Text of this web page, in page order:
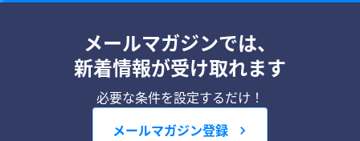
メールマガジンでは、
新着情報が受け取れます
必要な条件を設定するだけ！
メールマガジン登録